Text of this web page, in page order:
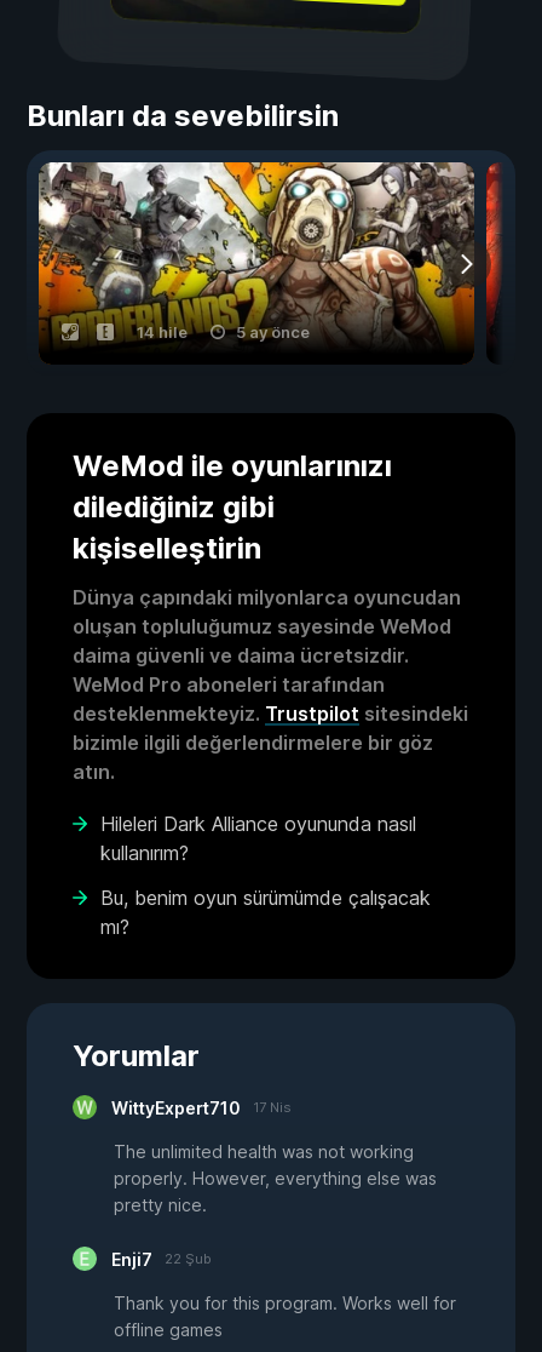
Bunları da sevebilirsin
14 hile 5 ay önce
WeMod ile oyunlarınızı
dilediğiniz gibi
kişiselleştirin
Dünya çapındaki milyonlarca oyuncudan
oluşan topluluğumuz sayesinde WeMod
daima güvenli ve daima ücretsizdir.
WeMod Pro aboneleri tarafından
desteklenmekteyiz. Trustpilot sitesindeki
bizimle ilgili değerlendirmelere bir göz
atın.
Hileleri Dark Alliance oyununda nasıl
kullanırım?
Bu, benim oyun sürümümde çalışacak
mı?
Yorumlar
WittyExpert710 17 Nis
The unlimited health was not working
properly. However, everything else was
pretty nice.
Enji7 22 Şub
Thank you for this program. Works well for
offline games